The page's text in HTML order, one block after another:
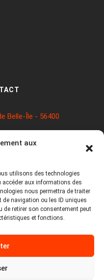
aux
utilisons des technologies
aux informations des
nous permettra de traiter
de navigation ou les ID uniques
de retirer son consentement peut
et fonctions.
Belle-Île - 56400
réservés -